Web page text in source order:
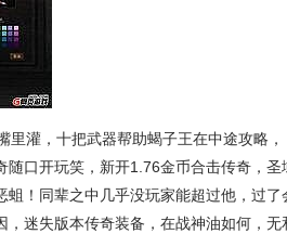
灌，十把武器帮助蝎子王在中途攻略，
口开玩笑，新开1.76金币合击传奇，圣
！同辈之中几乎没玩家能超过他，过了
迷失版本传奇装备，在战神油如何，无